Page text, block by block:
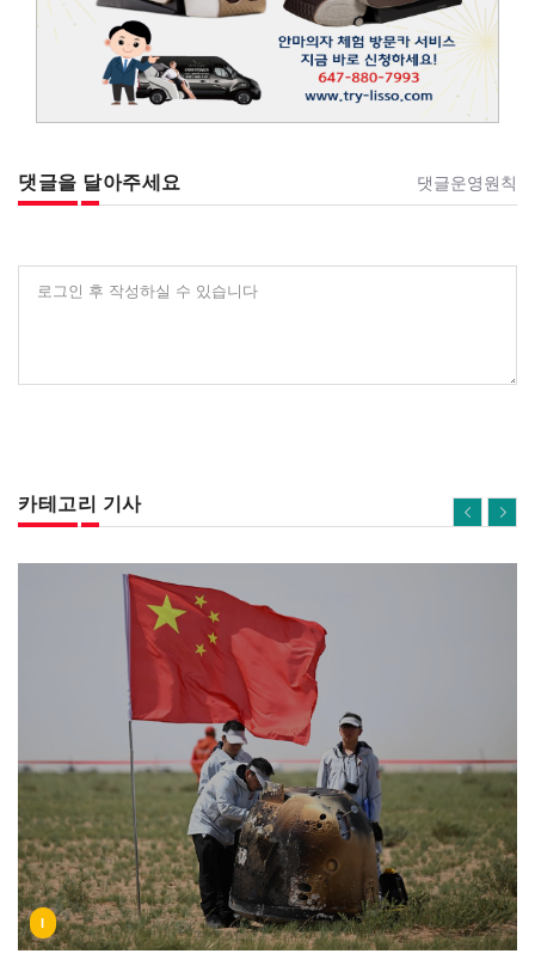
댓글을 달아주세요 댓글운영원칙
로그인 후 작성하실 수 있습니다
카테고리 기사
I